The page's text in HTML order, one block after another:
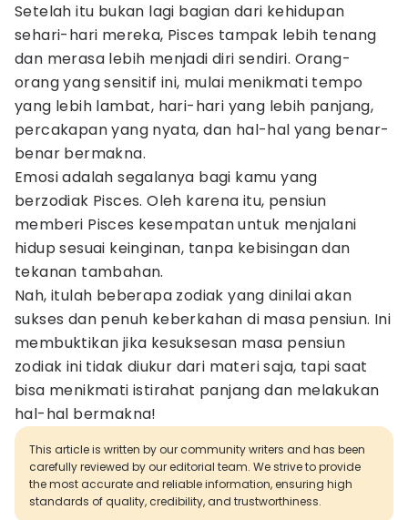
Setelah itu bukan lagi bagian dari kehidupan
sehari-hari mereka, Pisces tampak lebih tenang
dan merasa lebih menjadi diri sendiri. Orang-
orang yang sensitif ini, mulai menikmati tempo
yang lebih lambat, hari-hari yang lebih panjang,
percakapan yang nyata, dan hal-hal yang benar-
benar bermakna.
Emosi adalah segalanya bagi kamu yang
berzodiak Pisces. Oleh karena itu, pensiun
memberi Pisces kesempatan untuk menjalani
hidup sesuai keinginan, tanpa kebisingan dan
tekanan tambahan.
Nah, itulah beberapa zodiak yang dinilai akan
sukses dan penuh keberkahan di masa pensiun. Ini
membuktikan jika kesuksesan masa pensiun
zodiak ini tidak diukur dari materi saja, tapi saat
bisa menikmati istirahat panjang dan melakukan
hal-hal bermakna!
This article is written by our community writers and has been
carefully reviewed by our editorial team. We strive to provide
the most accurate and reliable information, ensuring high
standards of quality, credibility, and trustworthiness.